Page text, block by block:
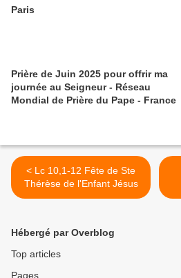
Paris
Prière de Juin 2025 pour offrir ma
journée au Seigneur - Réseau
Mondial de Prière du Pape - France
< Lc 10,1-12 Fête de Ste
Thérèse de l'Enfant Jésus
Hébergé par Overblog
Top articles
Pages